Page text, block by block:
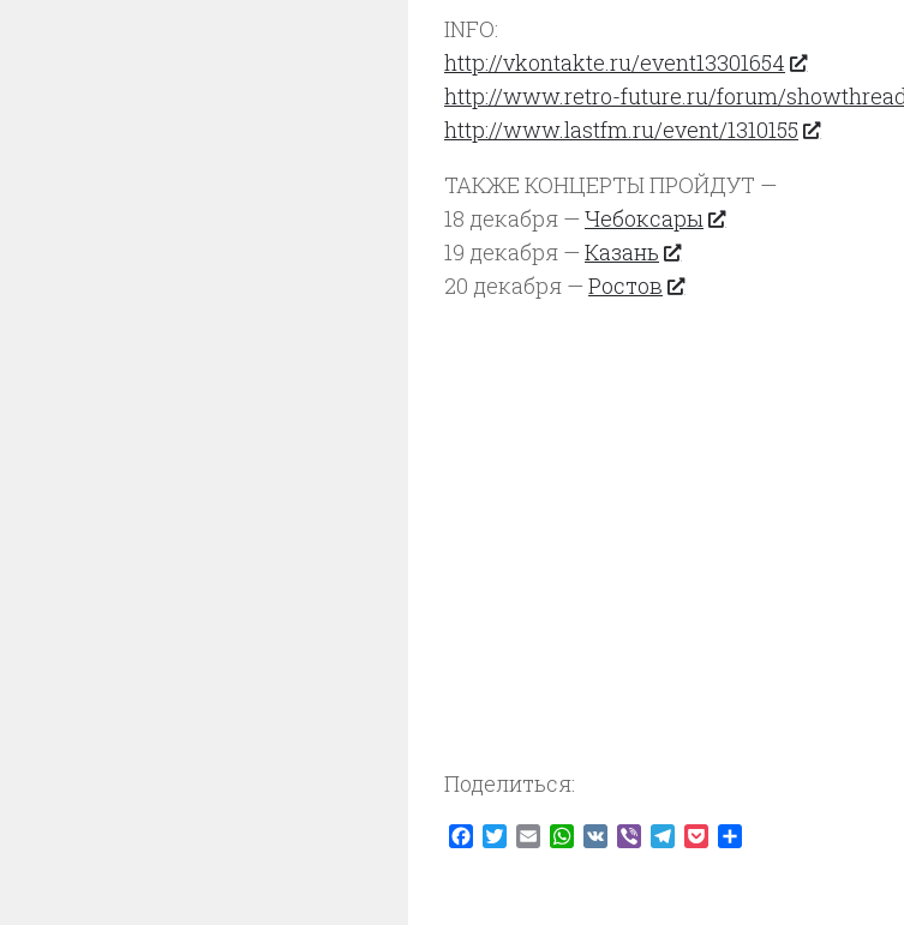
INFO:
http://vkontakte.ru/event13301654
http://www.retro-future.ru/forum/
http://www.lastfm.ru/event/1310155
ТАКЖЕ КОНЦЕРТЫ ПРОЙДУТ —
18 декабря —Чебоксары
19 декабря —Казань
20 декабря —Ростов
Поделиться:
Facebook
TwitterEmailWhatsApp
VK ViberTelegram
Pocket